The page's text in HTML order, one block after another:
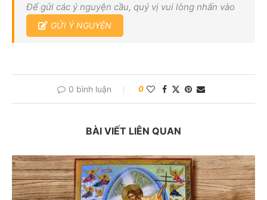
Để gửi các ý nguyện cầu, quý vị vui lòng nhấn vào
GỬI Ý NGUYỆN
0 bình luận 0
BÀI VIẾT LIÊN QUAN